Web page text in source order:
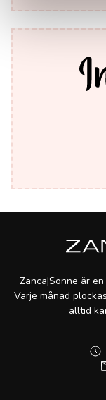
Zanca|Sonne är
Varje månad
alltid